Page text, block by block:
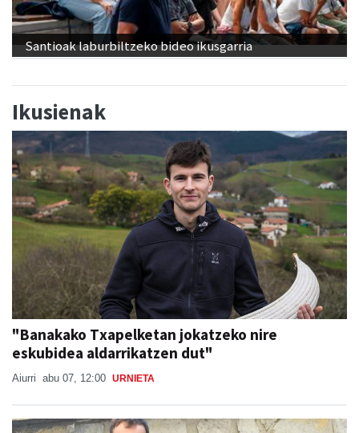
Santioak laburbiltzeko bideo ikusgarria
Ikusienak
"Banakako Txapelketan jokatzeko nire
eskubidea aldarrikatzen dut"
Aiurri abu 07, 12:00 URNIETA